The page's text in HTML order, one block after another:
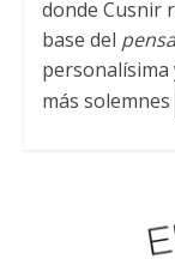
donde Cusnir
base del
personalísima
más solemnes